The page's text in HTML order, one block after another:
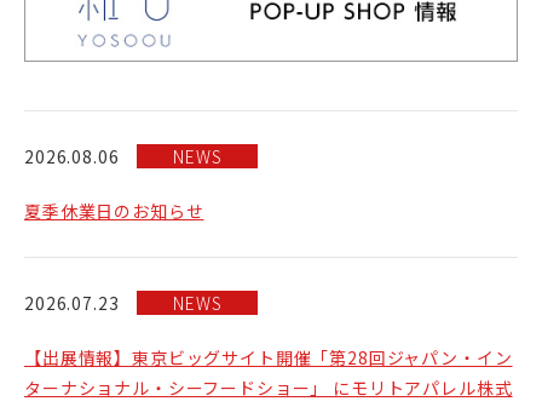
2026.08.06 NEWS
夏季休業日のお知らせ
2026.07.23 NEWS
【出展情報】東京ビッグサイト開催「第28回ジャパン・イン
ターナショナル・シーフードショー」 にモリトアパレル株式